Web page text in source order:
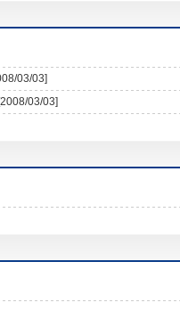
03/03]
[2008/03/03]